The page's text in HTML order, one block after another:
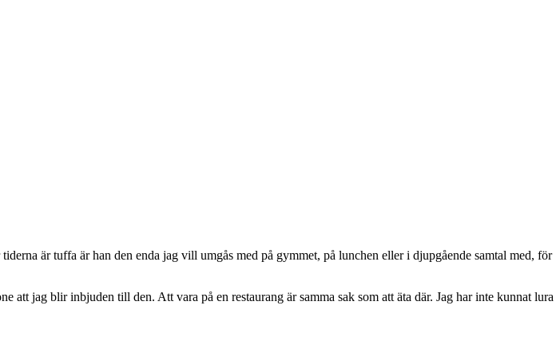
är tuffa är han den enda jag vill umgås med på gymmet, på lunchen eller i djupgående samtal med, för
att jag blir inbjuden till den. Att vara på en restaurang är samma sak som att äta där. Jag har inte kunnat lura